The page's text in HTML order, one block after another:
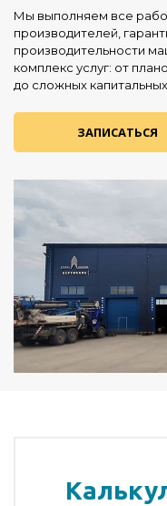
Мы выполняем все
производителей,
производительности
комплекс услуг: от
до сложных
ЗАПИСАТЬСЯ